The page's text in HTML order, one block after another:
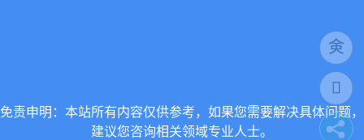
免责申明：本站所有内容仅供参考，如果您需要解决具体问题，
建议您咨询相关领域专业人士。